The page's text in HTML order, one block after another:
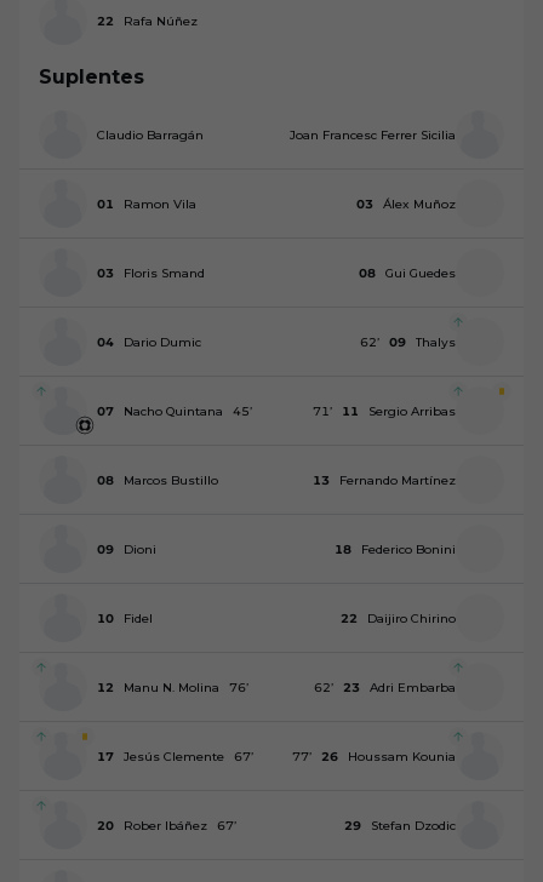
22 Rafa Núñez
Suplentes
Claudio Barragán Joan Francesc Ferrer Sicilia
01 Ramon Vila 03 Álex Muñoz
03 Floris Smand 08 Gui Guedes
04 Dario Dumic 09 Thalys
62’
07 Nacho Quintana 45’ 11 Sergio Arribas
71’
08 Marcos Bustillo 13 Fernando Martínez
09 Dioni 18 Federico Bonini
10 Fidel 22 Daijiro Chirino
12 Manu N. Molina 76’ 23 Adri Embarba
62’
17 Jesús Clemente 67’ 26 Houssam Kounia
77’
20 Rober Ibáñez 67’ 29 Stefan Dzodic